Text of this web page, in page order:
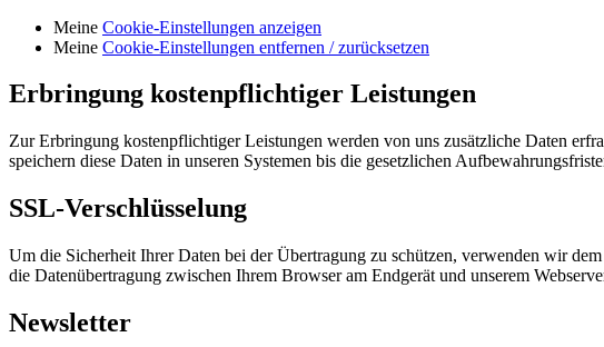
Meine Cookie-Einstellungen anzeigen
Meine Cookie-Einstellungen entfernen / zurücksetzen
Erbringung kostenpflichtiger Leistungen
Zur Erbringung kostenpflichtiger Leistungen werden von uns zusätzliche Daten
speichern diese Daten in unseren Systemen bis die gesetzlichen
SSL-Verschlüsselung
Um die Sicherheit Ihrer Daten bei der Übertragung zu schützen, verwenden wir
die Datenübertragung zwischen Ihrem Browser am Endgerät und unserem
Newsletter